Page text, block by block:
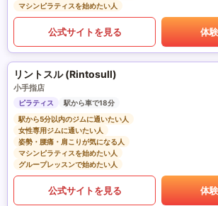
マシンピラティスを始めたい人
公式サイトを見る 体
リントスル (Rintosull)
小手指店
ピラティス
駅から車で18分
駅から5分以内のジムに通いたい人
女性専用ジムに通いたい人
姿勢・腰痛・肩こりが気になる人
マシンピラティスを始めたい人
グループレッスンで始めたい人
公式サイトを見る 体